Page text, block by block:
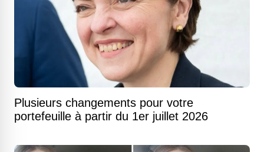
Plusieurs changements pour votre
portefeuille à partir du 1er juillet 2026